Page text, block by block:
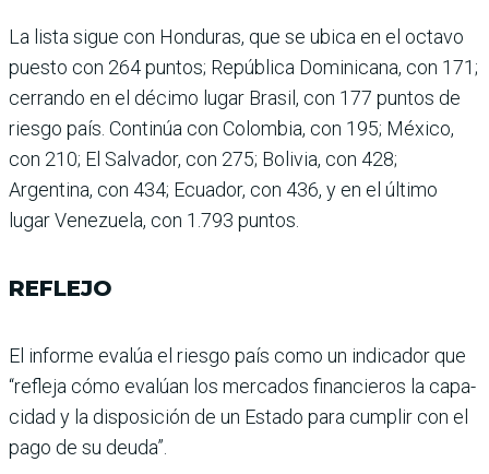
La lista sigue con Hondu­ras, que se ubica en el octavo
puesto con 264 puntos; República Dominicana, con 171;
cerrando en el décimo lugar Brasil, con 177 puntos de
riesgo país. Continúa con Colombia, con 195; México,
con 210; El Salvador, con 275; Bolivia, con 428;
Argentina, con 434; Ecuador, con 436, y en el último
lugar Venezuela, con 1.793 puntos.
REFLEJO
El informe evalúa el riesgo país como un indicador que
“refleja cómo evalúan los mercados financieros la capa­
cidad y la disposición de un Estado para cumplir con el
pago de su deuda”.